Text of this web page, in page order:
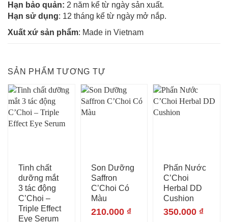
Hạn bảo quản: 2 năm kể từ ngày sản xuất.
Hạn sử dụng: 12 tháng kể từ ngày mở nắp.
Xuất xứ sản phẩm: Made in Vietnam
SẢN PHẨM TƯƠNG TỰ
Tinh chất
dưỡng mắt
3 tác động
C’Choi –
Triple Effect
Eye Serum
Son Dưỡng
Saffron
C’Choi Có
Màu
210.000 ₫
Phấn Nước
C’Choi
Herbal DD
Cushion
350.000 ₫